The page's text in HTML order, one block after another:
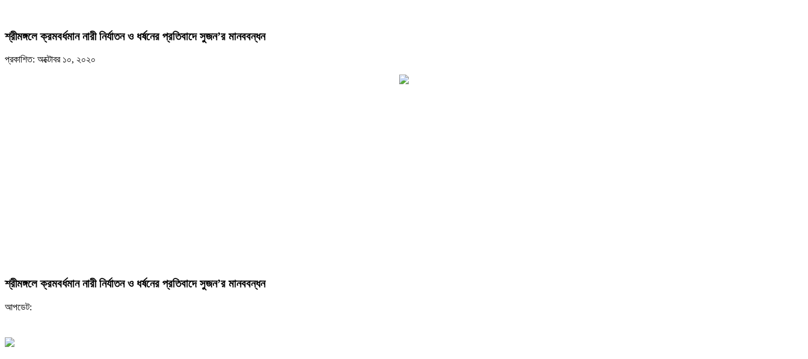
শ্রীমঙ্গলে ক্রমবর্ধমান নারী নির্যাতন ও ধর্ষনের প্রতিবাদে সুজন’র মানববন্ধন
প্রকাশিত: অক্টোবর ১০, ২০২০
শ্রীমঙ্গলে ক্রমবর্ধমান নারী নির্যাতন ও ধর্ষনের প্রতিবাদে সুজন’র মানববন্ধন
আপডেট: